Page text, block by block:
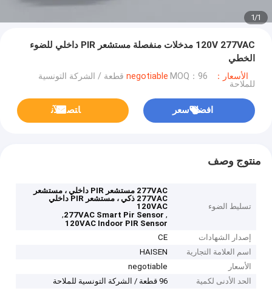
1
/
1
120V 277VAC مدخلات منفصلة مستشعر PIR داخلي للضوء
الخطي
الأسعار：negotiable MOQ：96 قطعة / الشركة التونسية
للملاحة
افضل سعر ﺎﺘﺼﻟ ﺍﻶﻧ
منتوج وصف
تسليط الضوء
277VAC مستشعر PIR داخلي ، مستشعر
277VAC ذكي ، مستشعر PIR داخلي
120VAC
,
277VAC Smart Pir Sensor
,
120VAC Indoor PIR Sensor
إصدار الشهادات
CE
اسم العلامة التجارية
HAISEN
الأسعار
negotiable
الحد الأدنى لكمية
96 قطعة / الشركة التونسية للملاحة